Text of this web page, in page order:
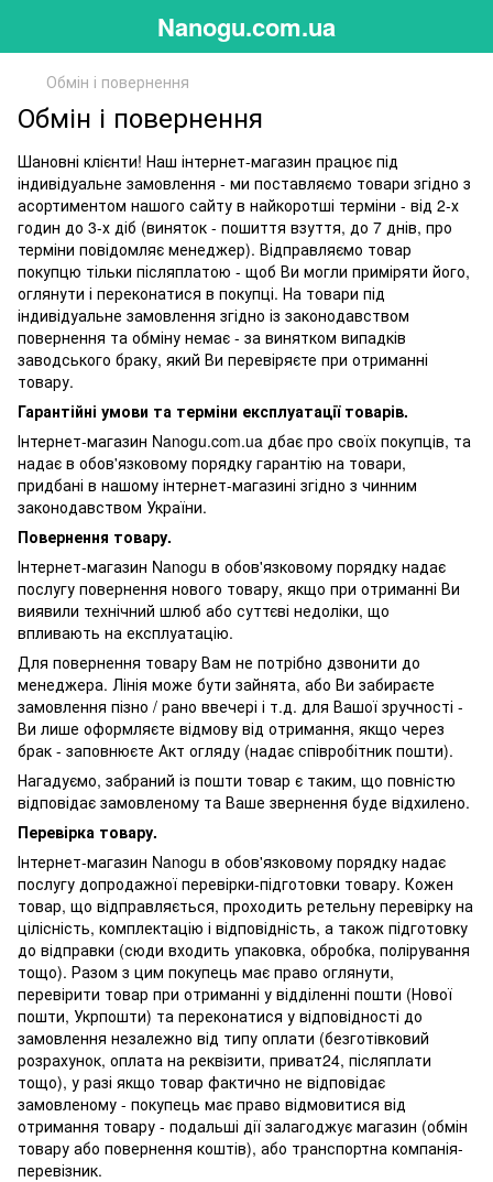
Nanogu.com.ua
Обмін і повернення
Обмін і повернення
Шановні клієнти! Наш інтернет-магазин працює під
індивідуальне замовлення - ми поставляємо товари згідно з
асортиментом нашого сайту в найкоротші терміни - від 2-х
годин до 3-х діб (виняток - пошиття взуття, до 7 днів, про
терміни повідомляє менеджер). Відправляємо товар
покупцю тільки післяплатою - щоб Ви могли приміряти його,
оглянути і переконатися в покупці. На товари під
індивідуальне замовлення згідно із законодавством
повернення та обміну немає - за винятком випадків
заводського браку, який Ви перевіряєте при отриманні
товару.
Гарантійні умови та терміни експлуатації товарів.
Інтернет-магазин Nanogu.com.ua дбає про своїх покупців, та
надає в обов'язковому порядку гарантію на товари,
придбані в нашому інтернет-магазині згідно з чинним
законодавством України.
Повернення товару.
Інтернет-магазин Nanogu в обов'язковому порядку надає
послугу повернення нового товару, якщо при отриманні Ви
виявили технічний шлюб або суттєві недоліки, що
впливають на експлуатацію.
Для повернення товару Вам не потрібно дзвонити до
менеджера. Лінія може бути зайнята, або Ви забираєте
замовлення пізно / рано ввечері і т.д. для Вашої зручності -
Ви лише оформляєте відмову від отримання, якщо через
брак - заповнюєте Акт огляду (надає співробітник пошти).
Нагадуємо, забраний із пошти товар є таким, що повністю
відповідає замовленому та Ваше звернення буде відхилено.
Перевірка товару.
Інтернет-магазин Nanogu в обов'язковому порядку надає
послугу допродажної перевірки-підготовки товару. Кожен
товар, що відправляється, проходить ретельну перевірку на
цілісність, комплектацію і відповідність, а також підготовку
до відправки (сюди входить упаковка, обробка, полірування
тощо). Разом з цим покупець має право оглянути,
перевірити товар при отриманні у відділенні пошти (Нової
пошти, Укрпошти) та переконатися у відповідності до
замовлення незалежно від типу оплати (безготівковий
розрахунок, оплата на реквізити, приват24, післяплати
тощо), у разі якщо товар фактично не відповідає
замовленому - покупець має право відмовитися від
отримання товару - подальші дії залагоджує магазин (обмін
товару або повернення коштів), або транспортна компанія-
перевізник.